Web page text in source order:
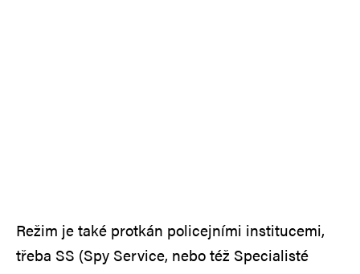
Režim je také protkán policejními institucemi,
třeba SS (Spy Service, nebo též Specialisté